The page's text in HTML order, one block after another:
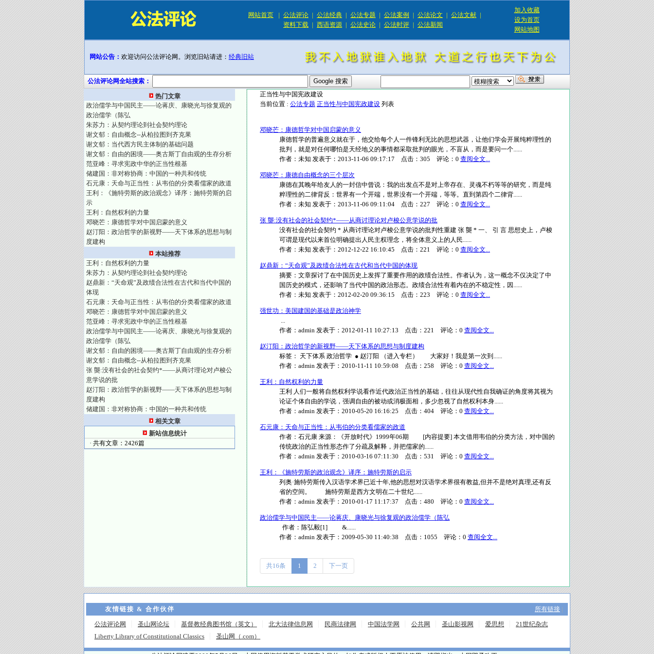
网站首页 | 公法评论 | 公法经典 | 公法专题 | 公法案例 | 公法论文 | 公法文献 |
资料下载 | 西语资源 | 公法史论 | 公法时评 | 公法新闻
加入收藏
设为首页
网站地图
网站公告： 欢迎访问公法评论网。浏览旧站请进： 经典旧站
公法评论网全站搜索：
热门文章
政治儒学与中国民主——论蒋庆、康晓光与徐复观的
政治儒学（陈弘
朱苏力：从契约理论到社会契约理论
谢文郁：自由概念--从柏拉图到齐克果
谢文郁：当代西方民主体制的基础问题
谢文郁：自由的困境——奥古斯丁自由观的生存分析
范亚峰：寻求宪政中华的正当性根基
储建国：非对称协商：中国的一种共和传统
石元康：天命与正当性：从韦伯的分类看儒家的政道
王利：《施特劳斯的政治观念》译序：施特劳斯的启
示
王利：自然权利的力量
邓晓芒：康德哲学对中国启蒙的意义
赵汀阳：政治哲学的新视野——天下体系的思想与制
度建构
本站推荐
王利：自然权利的力量
朱苏力：从契约理论到社会契约理论
赵鼎新：“天命观”及政绩合法性在古代和当代中国的
体现
石元康：天命与正当性：从韦伯的分类看儒家的政道
邓晓芒：康德哲学对中国启蒙的意义
范亚峰：寻求宪政中华的正当性根基
政治儒学与中国民主——论蒋庆、康晓光与徐复观的
政治儒学（陈弘
谢文郁：自由的困境——奥古斯丁自由观的生存分析
谢文郁：自由概念--从柏拉图到齐克果
张 龑:没有社会的社会契约*——从商讨理论对卢梭公
意学说的批
赵汀阳：政治哲学的新视野——天下体系的思想与制
度建构
储建国：非对称协商：中国的一种共和传统
相关文章
新站信息统计
· 共有文章：2426篇
正当性与中国宪政建设
当前位置 : 公法专题 正当性与中国宪政建设 列表
邓晓芒：康德哲学对中国启蒙的意义
康德哲学的普遍意义就在于，他交给每个人一件锋利无比的思想武器，让他们学会开展纯粹理性的
批判，就是对任何哪怕是天经地义的事情都采取批判的眼光，不盲从，而是要问一个......
作者： 未知 发表于： 2013-11-06 09:17:17 点击： 305 评论： 0 查阅全文...
邓晓芒：康德自由概念的三个层次
康德在其晚年给友人的一封信中曾说：我的出发点不是对上帝存在、灵魂不朽等等的研究，而是纯
粹理性的二律背反：世界有一个开端，世界没有一个开端，等等。直到第四个二律背......
作者： 未知 发表于： 2013-11-06 09:11:04 点击： 227 评论： 0 查阅全文...
张 龑:没有社会的社会契约*——从商讨理论对卢梭公意学说的批
没有社会的社会契约 * 从商讨理论对卢梭公意学说的批判性重建 张 龑 * 一、 引 言 思想史上，卢梭
可谓是现代以来首位明确提出人民主权理念，将全体意义上的人民......
作者： 未知 发表于： 2012-12-22 16:10:45 点击： 221 评论： 0 查阅全文...
赵鼎新：“天命观”及政绩合法性在古代和当代中国的体现
摘要：文章探讨了在中国历史上发挥了重要作用的政绩合法性。作者认为，这一概念不仅决定了中
国历史的模式，还影响了当代中国的政治形态。政绩合法性有着内在的不稳定性，因......
作者： 未知 发表于： 2012-02-20 09:36:15 点击： 223 评论： 0 查阅全文...
强世功：美国建国的基础是政治神学
...
作者： admin 发表于： 2012-01-11 10:27:13 点击： 221 评论： 0 查阅全文...
赵汀阳：政治哲学的新视野——天下体系的思想与制度建构
标签： 天下体系 政治哲学 ● 赵汀阳 （进入专栏） 大家好！我是第一次到......
作者： admin 发表于： 2010-11-11 10:59:08 点击： 258 评论： 0 查阅全文...
王利：自然权利的力量
王利 人们一般将自然权利学说看作近代政治正当性的基础，往往从现代性自我确证的角度将其视为
论证个体自由的学说，强调自由的被动或消极面相，多少忽视了自然权利本身......
作者： admin 发表于： 2010-05-20 16:16:25 点击： 404 评论： 0 查阅全文...
石元康：天命与正当性：从韦伯的分类看儒家的政道
作者：石元康 来源：《开放时代》1999年06期 [内容提要] 本文借用韦伯的分类方法，对中国的
传统政治的正当性形态作了分疏及解释，并把儒家的......
作者： admin 发表于： 2010-03-16 07:11:30 点击： 531 评论： 0 查阅全文...
王利：《施特劳斯的政治观念》译序：施特劳斯的启示
列奥·施特劳斯传入汉语学术界已近十年,他的思想对汉语学术界很有教益,但并不是绝对真理,还有反
省的空间。 施特劳斯是西方文明在二十世纪......
作者： admin 发表于： 2010-01-17 11:17:37 点击： 480 评论： 0 查阅全文...
政治儒学与中国民主——论蒋庆、康晓光与徐复观的政治儒学（陈弘
作者：陈弘毅[1] &......
作者： admin 发表于： 2009-05-30 11:40:38 点击： 1055 评论： 0 查阅全文...
共16条 1 2 下一页
友情链接 & 合作伙伴 所有链接 |
公法评论网 圣山网论坛 基督教经典图书馆（英文） 北大法律信息网 民商法律网 中国法学网 公共网 圣山影视网 爱思想
21世纪杂志
Liberty Library of Constitutional Classics
圣山网（.com）